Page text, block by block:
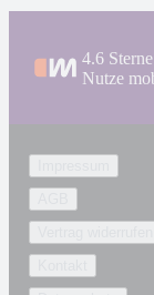
4.6 Sterne
Nutze